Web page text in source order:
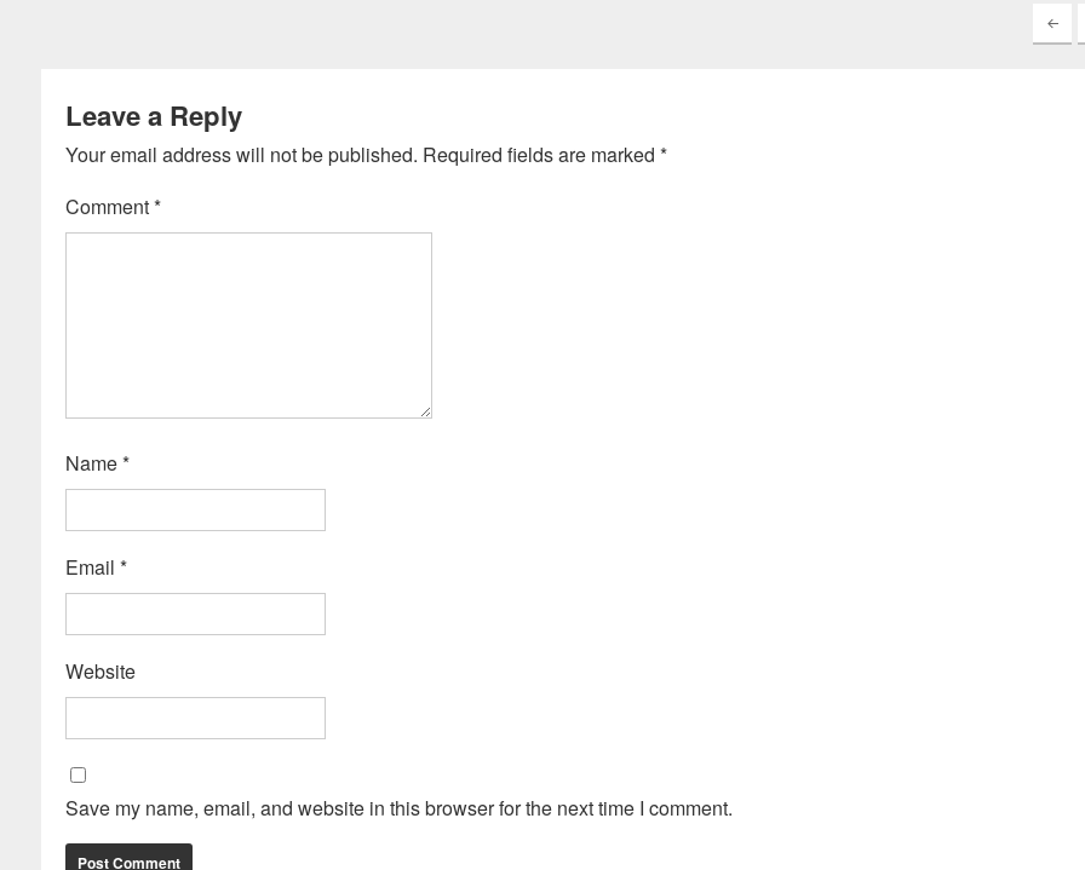
Leave a Reply
Your email address will not be published. Required fields are marked *
Comment*
Name*
Email *
Website
Save my name, email, and website in this browser for the next time I comment.